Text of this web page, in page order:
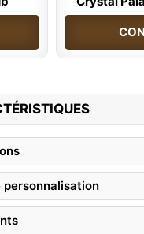
personnalisation